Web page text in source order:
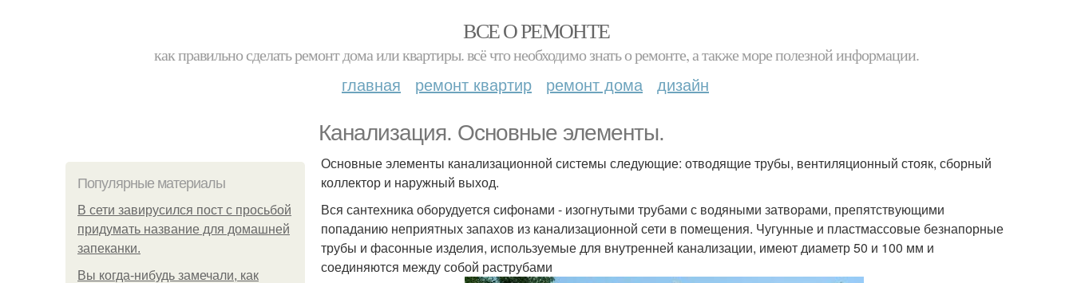
ВСЕ О РЕМОНТЕ
как правильно сделать ремонт дома или квартиры. всё что необходимо знать о ремонте, а также море полезной информации.
главная ремонт квартир ремонт дома дизайн
Канализация. Основные элементы.
Популярные материалы
В сети завирусился пост с просьбой
придумать название для домашней
запеканки.
Вы когда-нибудь замечали, как
Основные элементы канализационной системы следующие: отводящие трубы, вентиляционный стояк, сборный
коллектор и наружный выход.
Вся сантехника оборудуется сифонами - изогнутыми трубами с водяными затворами, препятствующими
попаданию неприятных запахов из канализационной сети в помещения. Чугунные и пластмассовые безнапорные
трубы и фасонные изделия, используемые для внутренней канализации, имеют диаметр 50 и 100 мм и
соединяются между собой раструбами